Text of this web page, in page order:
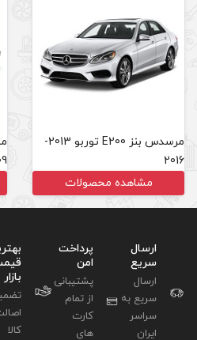
مشاهده محصولات
بهترین
قیمت
بازار
تضمین
اصالت
کالا
مشاوره
تخصصی
02191035101
خرید با
اطمینان
دارای نماد
اعتماد و
ساماندهی